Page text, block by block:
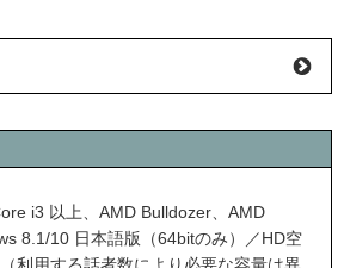
i3 以上、AMD Bulldozer、AMD
8.1/10 日本語版（64bitのみ）／HD空